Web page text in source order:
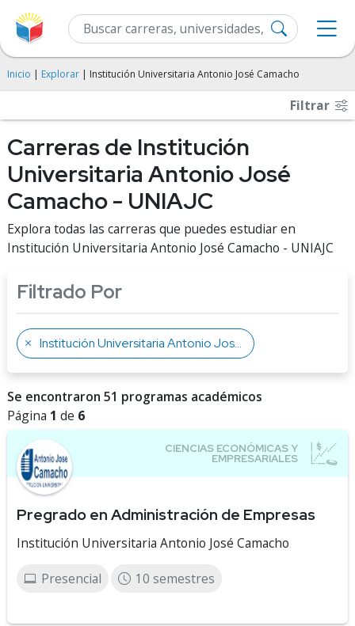
Inicio | Explorar | Institución Universitaria Antonio José Camacho
Filtrar
Carreras de Institución
Universitaria Antonio José
Camacho - UNIAJC
Explora todas las carreras que puedes estudiar en
Institución Universitaria Antonio José Camacho - UNIAJC
Filtrado Por
Institución Universitaria Antonio José Camacho
Se encontraron 51 programas académicos
Página 1 de 6
Pregrado en Administración de Empresas
Institución Universitaria Antonio José Camacho
Presencial 10 semestres